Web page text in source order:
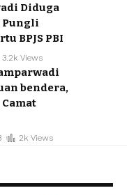
Diduga
Pungli
BPJS PBI
3.2k Views
bendera,
2k Views